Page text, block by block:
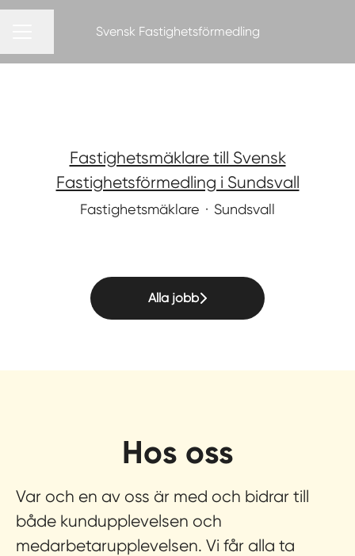
Svensk Fastighetsförmedling
Fastighetsmäklare till Svensk
Fastighetsförmedling i Sundsvall
Fastighetsmäklare · Sundsvall
Alla jobb
Hos oss
Var och en av oss är med och bidrar till
både kundupplevelsen och
medarbetarupplevelsen. Vi får alla ta